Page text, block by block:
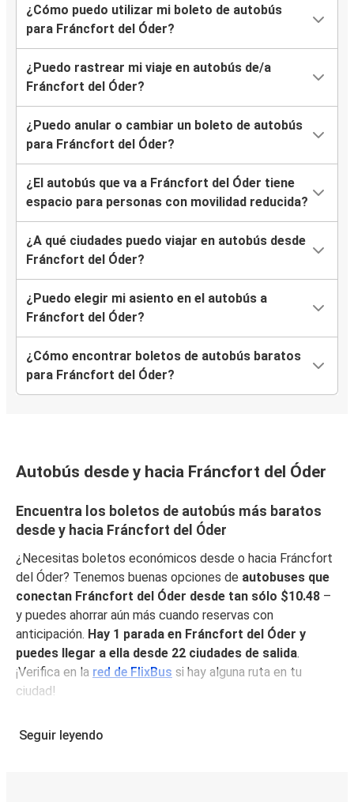
¿Cómo puedo utilizar mi boleto de autobús
para Fráncfort del Óder?
¿Puedo rastrear mi viaje en autobús de/a
Fráncfort del Óder?
¿Puedo anular o cambiar un boleto de autobús
para Fráncfort del Óder?
¿El autobús que va a Fráncfort del Óder tiene
espacio para personas con movilidad reducida?
¿A qué ciudades puedo viajar en autobús desde
Fráncfort del Óder?
¿Puedo elegir mi asiento en el autobús a
Fráncfort del Óder?
¿Cómo encontrar boletos de autobús baratos
para Fráncfort del Óder?
Autobús desde y hacia Fráncfort del Óder
Encuentra los boletos de autobús más baratos
desde y hacia Fráncfort del Óder
¿Necesitas boletos económicos desde o hacia Fráncfort
del Óder? Tenemos buenas opciones de autobuses que
conectan Fráncfort del Óder desde tan sólo $10.48 –
y puedes ahorrar aún más cuando reservas con
anticipación. Hay 1 parada en Fráncfort del Óder y
puedes llegar a ella desde 22 ciudades de salida.
¡Verifica en la red de FlixBus si hay alguna ruta en tu
ciudad!
FlixBus?
Seguir leyendo